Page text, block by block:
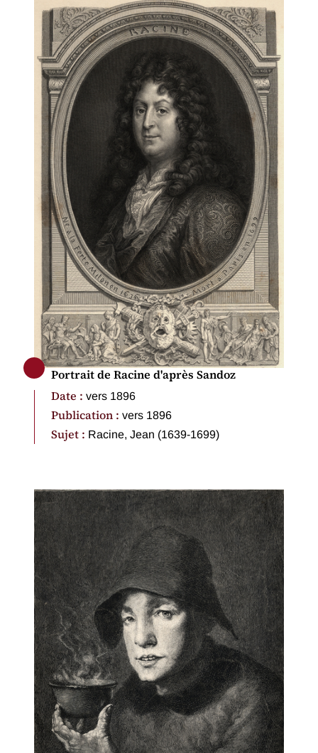
Portrait de Racine d'après Sandoz
Date : vers 1896
Publication : vers 1896
Sujet : Racine, Jean (1639-1699)